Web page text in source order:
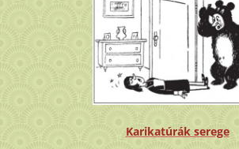
Karikatúrák serege